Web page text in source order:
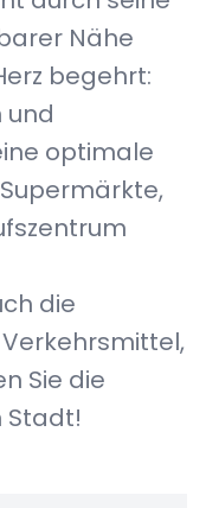
Nähe
begehrt:
und
optimale
die
Sie die
Stadt!